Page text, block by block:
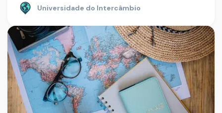
Universidade do Intercâmbio